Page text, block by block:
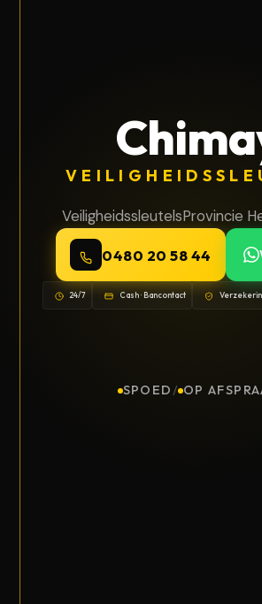
VeiligheidssleutelsProvincie
0480 20 58 44
24/7 Cash · Bancontact
SPOED / OP